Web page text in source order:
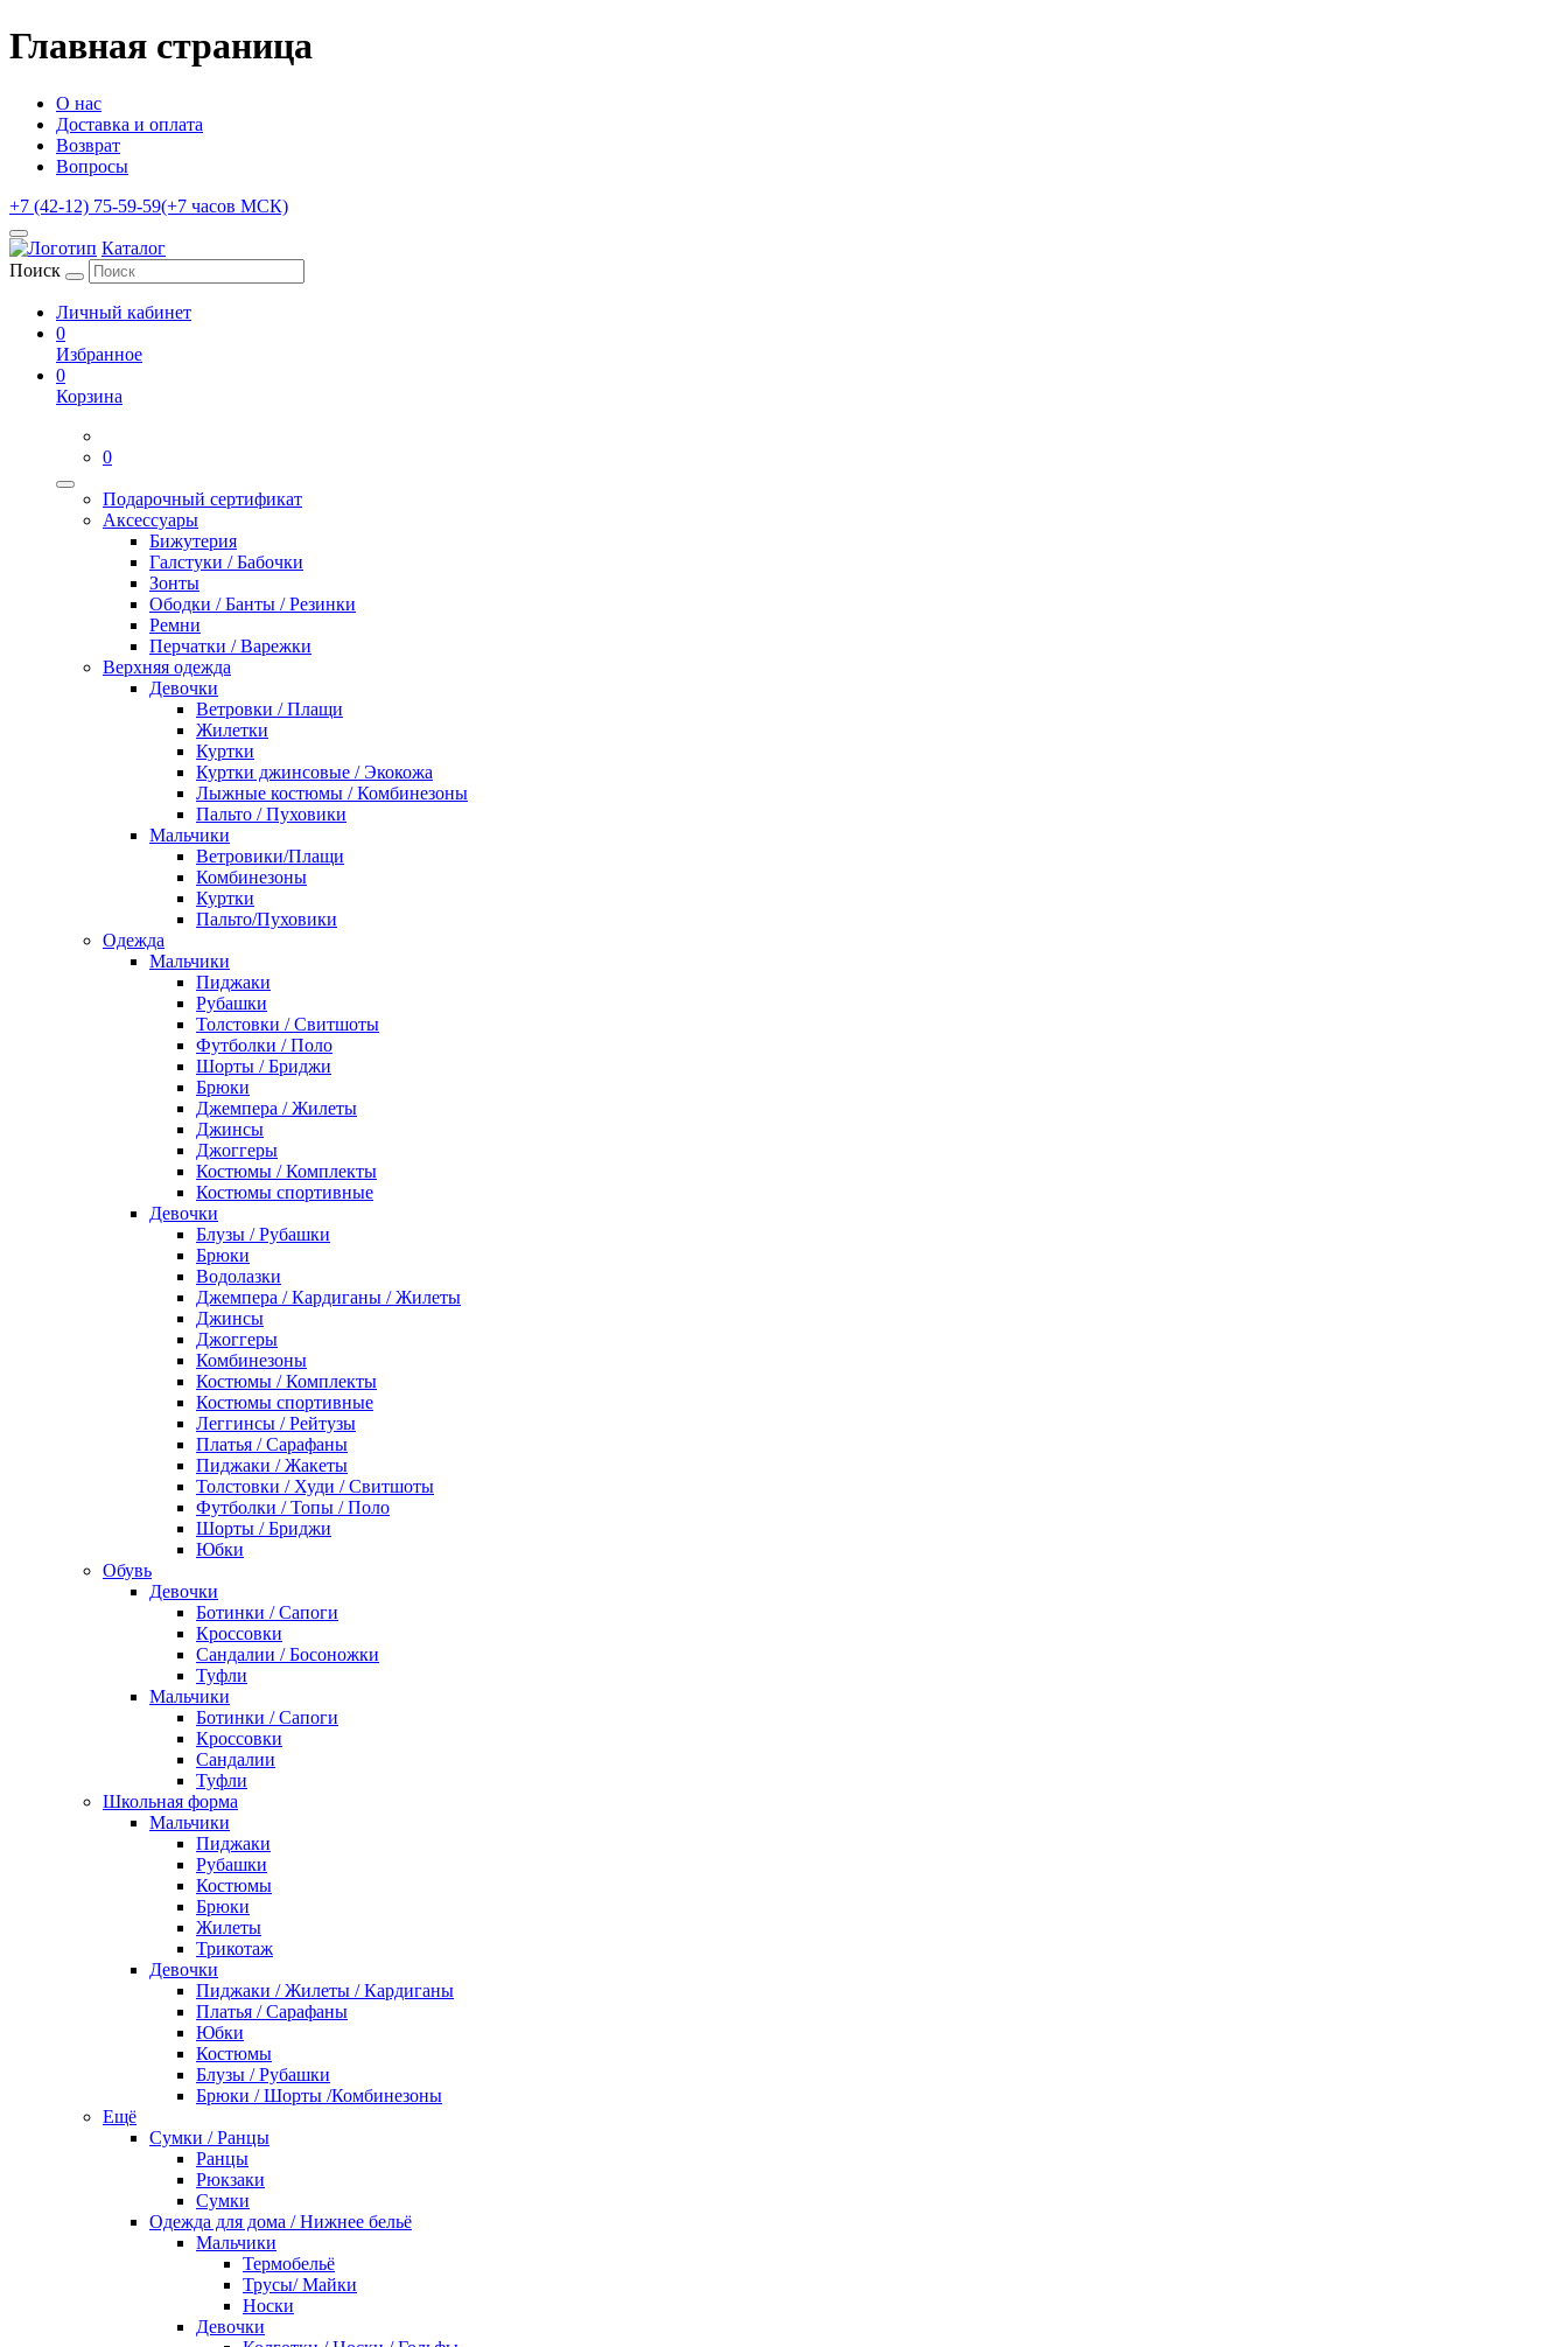
Главная страница
О нас
Доставка и оплата
Возврат
Вопросы
+7 (42-12) 75-59-59(+7 часов МСК)
Каталог
Поиск
Личный кабинет
0
Избранное
0
Корзина
0
Подарочный сертификат
Аксессуары
Бижутерия
Галстуки / Бабочки
Зонты
Ободки / Банты / Резинки
Ремни
Перчатки / Варежки
Верхняя одежда
Девочки
Ветровки / Плащи
Жилетки
Куртки
Куртки джинсовые / Экокожа
Лыжные костюмы / Комбинезоны
Пальто / Пуховики
Мальчики
Ветровики/Плащи
Комбинезоны
Куртки
Пальто/Пуховики
Одежда
Мальчики
Пиджаки
Рубашки
Толстовки / Свитшоты
Футболки / Поло
Шорты / Бриджи
Брюки
Джемпера / Жилеты
Джинсы
Джоггеры
Костюмы / Комплекты
Костюмы спортивные
Девочки
Блузы / Рубашки
Брюки
Водолазки
Джемпера / Кардиганы / Жилеты
Джинсы
Джоггеры
Комбинезоны
Костюмы / Комплекты
Костюмы спортивные
Леггинсы / Рейтузы
Платья / Сарафаны
Пиджаки / Жакеты
Толстовки / Худи / Свитшоты
Футболки / Топы / Поло
Шорты / Бриджи
Юбки
Обувь
Девочки
Ботинки / Сапоги
Кроссовки
Сандалии / Босоножки
Туфли
Мальчики
Ботинки / Сапоги
Кроссовки
Сандалии
Туфли
Школьная форма
Мальчики
Пиджаки
Рубашки
Костюмы
Брюки
Жилеты
Трикотаж
Девочки
Пиджаки / Жилеты / Кардиганы
Платья / Сарафаны
Юбки
Костюмы
Блузы / Рубашки
Брюки / Шорты /Комбинезоны
Ещё
Сумки / Ранцы
Ранцы
Рюкзаки
Сумки
Одежда для дома / Нижнее бельё
Мальчики
Термобельё
Трусы/ Майки
Носки
Девочки